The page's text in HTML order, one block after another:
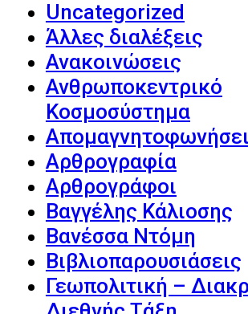
Uncategorized
Άλλες διαλέξεις
Ανακοινώσεις
Ανθρωποκεντρικό
Κοσμοσύστημα
Αρθρογραφία
Αρθρογράφοι
Βαγγέλης Κάλιοσης
Βανέσσα Ντόμη
Βιβλιοπαρουσιάσεις
Γεωπολιτική –